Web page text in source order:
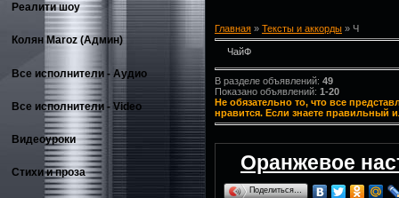
Реалити шоу
Колян Maroz (Админ)
Все исполнители - Аудио
Все исполнители - Video
Видеоуроки
Стихи и проза
Главная » Тексты и аккорды » Ч
ЧайФ
В разделе объявлений: 49
Показано объявлений: 1-20
Не обязательно то, что все
нравится. Если знаете правильный
Оранжевое
Поделиться…